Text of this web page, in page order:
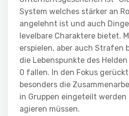
System welches stärker an
angelehnt ist und auch
levelbare Charaktere bietet.
erspielen, aber auch Strafen
die Lebenspunkte des
0 fallen. In den Fokus
besonders die
in Gruppen eingeteilt werden
agieren müssen.